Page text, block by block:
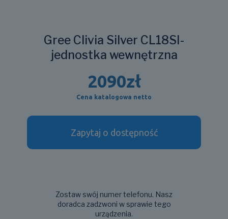
Gree Clivia Silver CL18SI-
jednostka wewnętrzna
2090zł
Cena katalogowa netto
Zapytaj o dostępność
Zostaw swój numer telefonu. Nasz
doradca zadzwoni w sprawie tego
urządzenia.